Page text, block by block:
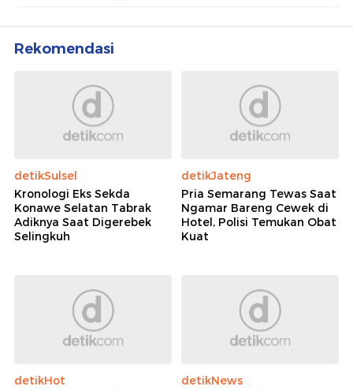
Rekomendasi
detikSulsel
Kronologi Eks Sekda
Konawe Selatan Tabrak
Adiknya Saat Digerebek
Selingkuh
detikJateng
Pria Semarang Tewas Saat
Ngamar Bareng Cewek di
Hotel, Polisi Temukan Obat
Kuat
detikHot
detikNews